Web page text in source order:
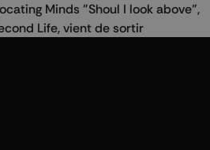
Minds "Shoul I look above",
Life, vient de sortir